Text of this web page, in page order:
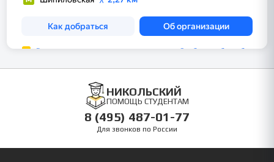
НИКОЛЬСКИЙ
ПОМОЩЬ СТУДЕНТАМ
8 (495) 487-01-77
Для звонков по России